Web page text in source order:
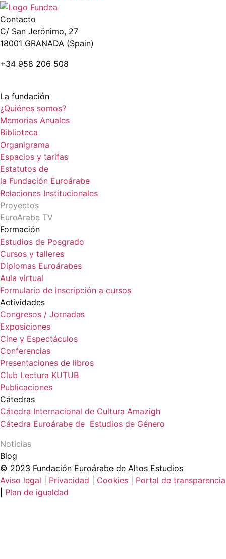
Contacto
C/ San Jerónimo, 27
18001 GRANADA (Spain)
+34 958 206 508
La fundación
¿Quiénes somos?
Memorias Anuales
Biblioteca
Organigrama
Espacios y tarifas
Estatutos de
la Fundación Euroárabe
Relaciones Institucionales
Proyectos
EuroArabe TV
Formación
Estudios de Posgrado
Cursos y talleres
Diplomas Euroárabes
Aula virtual
Formulario de inscripción a cursos
Actividades
Congresos / Jornadas
Exposiciones
Cine y Espectáculos
Conferencias
Presentaciones de libros
Club Lectura KUTUB
Publicaciones
Cátedras
Cátedra Internacional de Cultura Amazigh
Cátedra Euroárabe de Estudios de Género
Noticias
Blog
© 2023 Fundación Euroárabe de Altos Estudios
Aviso legal
Privacidad Cookies
Portal de transparencia
Plan de igualdad